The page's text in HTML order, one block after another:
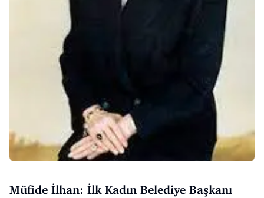
Müfide İlhan: İlk Kadın Belediye Başkanı